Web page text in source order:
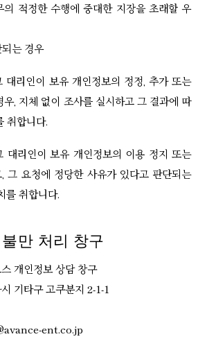
적정한 수행에 중대한 지장을 초래할 우
는 경우
대리인이 보유 개인정보의 정정, 추가 또는
우, 지체 없이 조사를 실시하고 그 결과에 따
취합니다.
대리인이 보유 개인정보의 이용 정지 또는
그 요청에 정당한 사유가 있다고 판단되는
를 취합니다.
만 처리 창구
개인정보 상담 창구
기타구 고쿠분지 2-1-1
ent.co.jp